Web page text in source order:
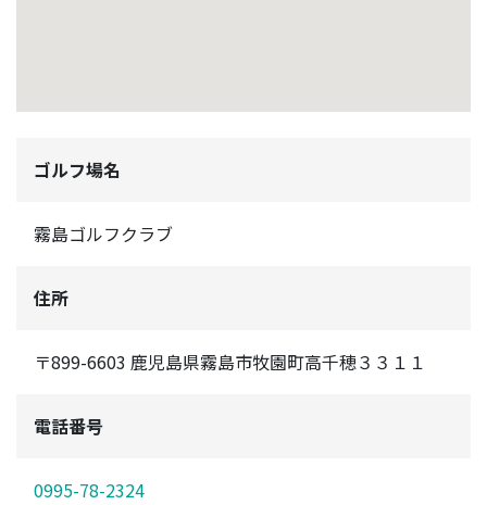
ゴルフ場名
霧島ゴルフクラブ
住所
〒899-6603 鹿児島県霧島市牧園町高千穂３３１１
電話番号
0995-78-2324